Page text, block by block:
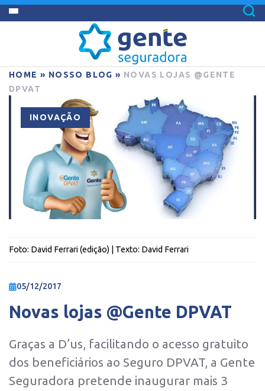
HOME » NOSSO BLOG » NOVAS LOJAS @GENTE
DPVAT
INOVAÇÃO
Foto: David Ferrari (edição) | Texto: David Ferrari
05/12/2017
Novas lojas @Gente DPVAT
Graças a D’us, facilitando o acesso gratuito
dos beneficiários ao Seguro DPVAT, a Gente
Seguradora pretende inaugurar mais 3